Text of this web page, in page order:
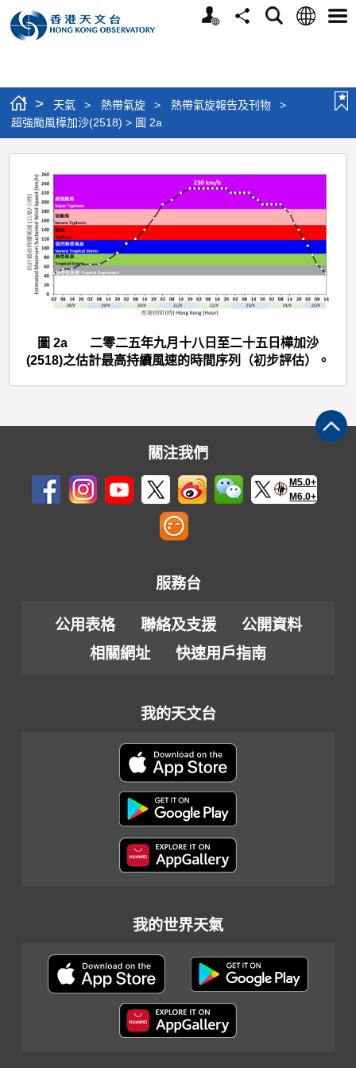
個
分
搜
語
選
> 天氣 > 熱帶氣旋 > 熱帶氣旋報告及刊物
>
超強颱風樺加沙(2518) > 圖 2a
超
強
颱
風
樺
(2518)
圖
圖 2a 二零二五年九月十八日至二十五日樺加沙
(2518)之估計最高持續風速的時間序列（初步評估）。
關注我們
M5.0+
M6.0+
服務台
公用表格 聯絡及支援
公開資料
相關網址
快速用戶指南
我的天文台
我的世界天氣